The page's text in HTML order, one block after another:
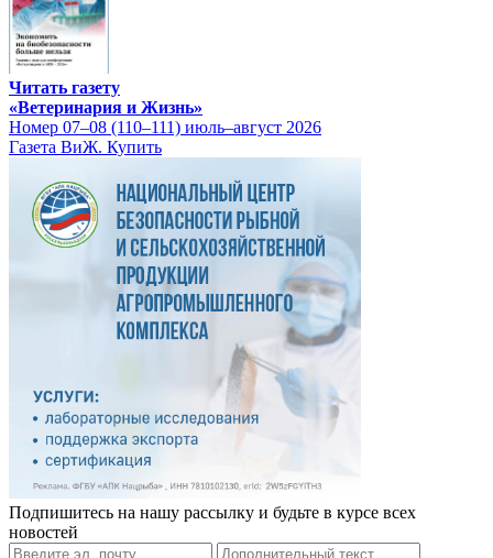
Читать газету
«Ветеринария и Жизнь»
Номер 07–08 (110–111) июль–август 2026
Газета ВиЖ. Купить
Подпишитесь на нашу рассылку и будьте в курсе всех
новостей